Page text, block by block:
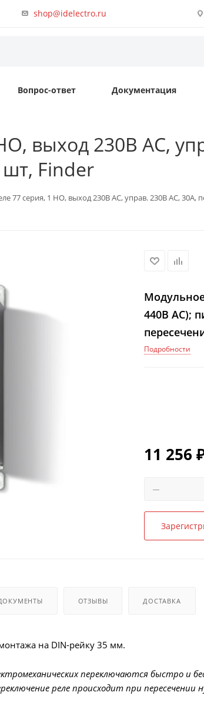
shop@idelectro.ru
Вопрос-ответ Документация
выход 230В AC,
Finder
77 серия, 1 НО, выход 230В AC, управ. 230В AC,
440В АС);
степень
Подробности
11 256
ОТЗЫВЫ ДОСТАВКА
на DIN-рейку 35 мм.
переключаются быстро и
реле происходит при пересечении